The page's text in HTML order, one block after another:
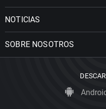
NOTICIAS
SOBRE NOSOTROS